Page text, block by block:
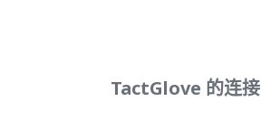
TactGlove 的连接